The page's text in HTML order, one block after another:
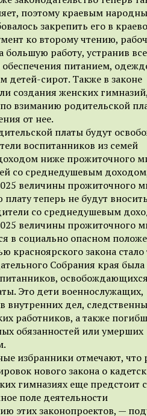
поэтому краевым
закрепить его в
ко второму чтению,
большую работу, устранив все
питанием,
детей-сирот. Также в законе
создания женских
взиманию родительской
от нее.
платы будут
воспитанников из семей
ниже прожиточного
со среднедушевым
величины прожиточного
теперь не будут
со среднедушевым
величины прожиточного
в социально опасном
красноярского закона стало
Собрания края
Это дети военнослужащих,
внутренних дел,
работников, а также
обязанностей или умерших
избранники отмечают, что
нового закона о
гимназиях еще предстоит
поле деятельности
этих законопроектов, —